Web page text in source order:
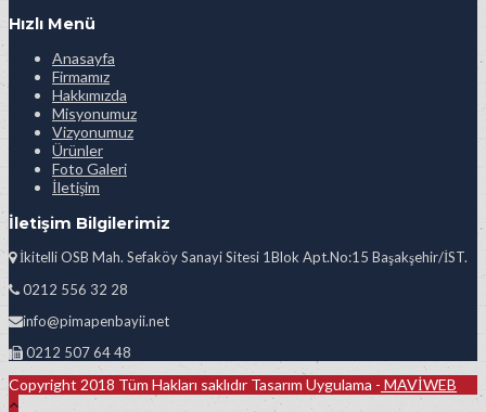
Hızlı Menü
Anasayfa
Firmamız
Hakkımızda
Misyonumuz
Vizyonumuz
Ürünler
Foto Galeri
İletişim
İletişim Bilgilerimiz
İkitelli OSB Mah. Sefaköy Sanayi Sitesi 1Blok Apt.No:15 Başakşehir/İST.
0212 556 32 28
info@pimapenbayii.net
0212 507 64 48
Copyright 2018 Tüm Hakları saklıdır Tasarım Uygulama - MAVİWEB